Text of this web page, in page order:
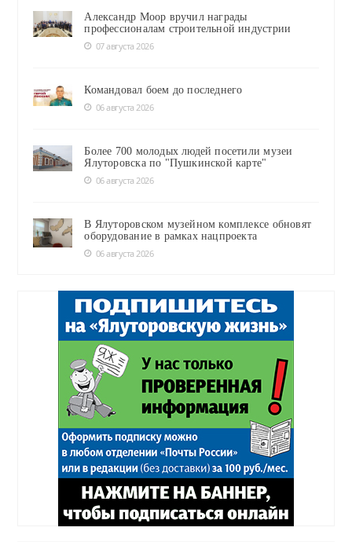
Александр Моор вручил награды
профессионалам строительной индустрии
07 августа 2026
Командовал боем до последнего
06 августа 2026
Более 700 молодых людей посетили музеи
Ялуторовска по "Пушкинской карте"
06 августа 2026
В Ялуторовском музейном комплексе обновят
оборудование в рамках нацпроекта
06 августа 2026